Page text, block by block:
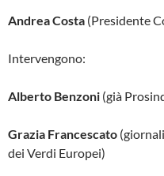
Andrea Costa (Presidente
Intervengono:
Alberto Benzoni (già
Grazia Francescato
dei Verdi Europei)